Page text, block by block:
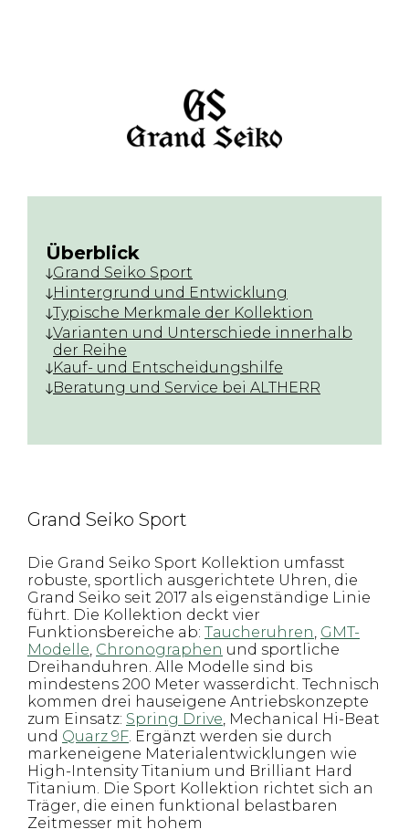
Überblick
Grand Seiko Sport
Hintergrund und Entwicklung
Typische Merkmale der Kollektion
Varianten und Unterschiede innerhalb
der Reihe
Kauf- und Entscheidungshilfe
Beratung und Service bei ALTHERR
Grand Seiko Sport
Die Grand Seiko Sport Kollektion umfasst
robuste, sportlich ausgerichtete Uhren, die
Grand Seiko seit 2017 als eigenständige Linie
führt. Die Kollektion deckt vier
Funktionsbereiche ab: Taucheruhren, GMT-
Modelle, Chronographen und sportliche
Dreihanduhren. Alle Modelle sind bis
mindestens 200 Meter wasserdicht. Technisch
kommen drei hauseigene Antriebskonzepte
zum Einsatz: Spring Drive, Mechanical Hi-Beat
und Quarz 9F. Ergänzt werden sie durch
markeneigene Materialentwicklungen wie
High-Intensity Titanium und Brilliant Hard
Titanium. Die Sport Kollektion richtet sich an
Träger, die einen funktional belastbaren
Zeitmesser mit hohem